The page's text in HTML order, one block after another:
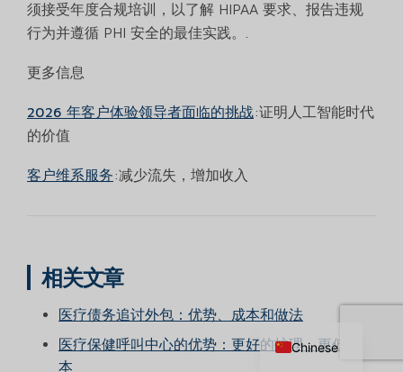
须接受年度合规培训，以了解 HIPAA 要求、报告违规
行为并遵循 PHI 安全的最佳实践。.
更多信息
2026 年客户体验领导者面临的挑战:证明人工智能时代
的价值
客户维系服务 :减少流失，增加收入
相关文章
医疗债务追讨外包：优势、成本和做法
医疗保健呼叫中心的优势：更好的护理，更低的成
本
Chinese
English